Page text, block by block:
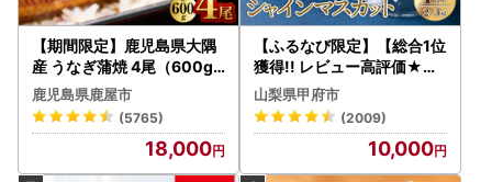
【期間限定】鹿児島県大隅
産 うなぎ蒲焼 4尾（600g
） KN007-004-04-cp18
うなぎ 鰻 魚 惣菜 総菜
鹿児島県鹿屋市
(5765)
18,000
【ふるなび限定】【総合1位
獲得!! レビュー高評価★】
〈2026年度配送分〉山梨
県産 シャインマスカット 2
～3房（1.0kg以上）シャイ
ン フルーツ FN-Limited-S
P
山梨県甲府市
(2009)
10,000